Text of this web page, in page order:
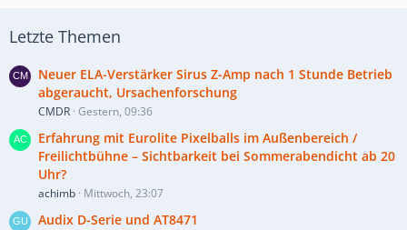
Letzte Themen
Neuer ELA-Verstärker Sirus Z-Amp nach 1 Stunde Betrieb
abgeraucht, Ursachenforschung
CMDR Gestern, 09:36
Erfahrung mit Eurolite Pixelballs im Außenbereich /
Freilichtbühne – Sichtbarkeit bei Sommerabendicht ab 20
Uhr?
achimb Mittwoch, 23:07
Audix D-Serie und AT8471